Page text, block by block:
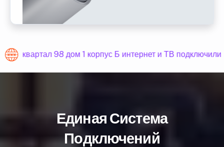
квартал 98 дом 1 корпус Б интернет и ТВ подключили
Единая Система
Подключений